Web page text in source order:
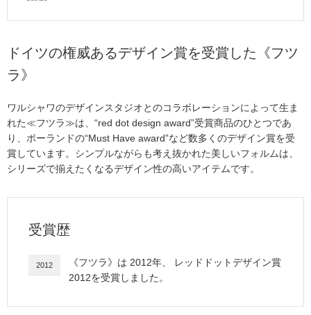
ドイツの権威あるデザイン賞を受賞した《フツ
ラ》
ワルシャワのデザインスタジオとのコラボレーションによって生ま
れた≪フツラ≫は、“red dot design award”受賞商品のひとつであ
り、ポーランドの“Must Have award”など数多くのデザイン賞を受
賞しています。シンプルながらも考え抜かれた美しいフォルムは、
シリーズで揃えたくなるデザイン性の高いアイテムです。
受賞歴
2012 《フツラ》は 2012年、
レッドドットデザイン賞
2012を受賞しました。